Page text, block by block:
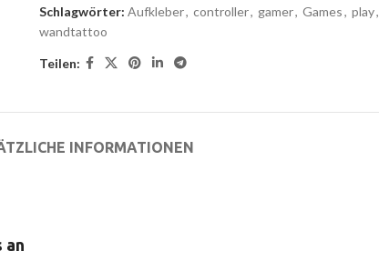
Schlagwörter: Aufkleber, controller, gamer, Games, play,
wandtattoo
Teilen:
INFORMATIONEN
an